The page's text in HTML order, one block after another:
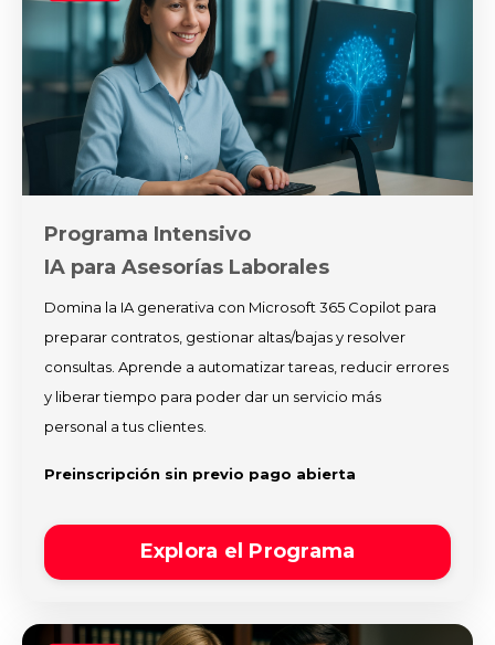
Programa Intensivo
IA para Asesorías Laborales
Domina la IA generativa con Microsoft 365 Copilot para
preparar contratos, gestionar altas/bajas y resolver
consultas. Aprende a automatizar tareas, reducir errores
y liberar tiempo para poder dar un servicio más
personal a tus clientes.
Preinscripción sin previo pago abierta
Explora el Programa